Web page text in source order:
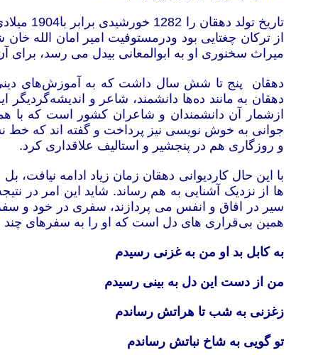
تاریخ
از ترکان چغتایی بود ودرمستوفیت امیر امان
میراث سخنوری او به ابوالمعانی بیدل می رسد،
دهقان پنج تا شش سال داشت که به آموزش‌های
دهقان به مانند ده‌ها دانشمند، شاعر و
ازشمار آن دانشمندان و شاعران کشور است که با
جوانی به خوش نویسی نیز پرداخت و گفته اند که خط
و روزگاری هم در پنجشیر و استالیف علاقداری کرد.
با این حال کاردیوانی دهقان زمان زیاد ادامه
ها از نزدیک آشنایی به هم رساند. شاید این امر در
سیر در افاق و انفس می پردازند، سفری در خود و
همین بی‌قراری های دل است که او را به سفرهای
به کابل بد او من به غزنی رسیدم
من از دست این دل به بینی رسیدم
زغزنی به شب تا هراتش رساندم
تو گویی به شاخ نباتش رساندم